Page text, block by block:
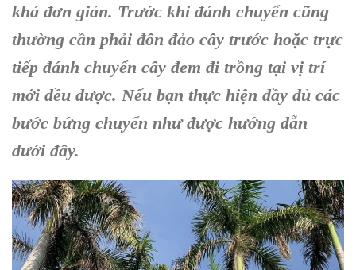
khá đơn giản. Trước khi đánh chuyển cũng
thường cần phải đôn đảo cây trước hoặc trực
tiếp đánh chuyển cây đem đi trồng tại vị trí
mới đều được. Nếu bạn thực hiện đầy đủ các
bước bứng chuyển như được hướng dẫn
dưới đây.